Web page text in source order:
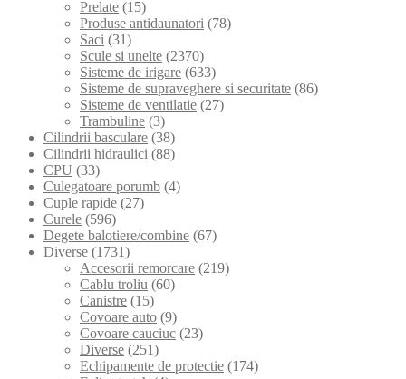
Prelate (15)
Produse antidaunatori (78)
Saci (31)
Scule si unelte (2370)
Sisteme de irigare (633)
Sisteme de supraveghere si securitate (86)
Sisteme de ventilatie (27)
Trambuline (3)
Cilindrii basculare (38)
Cilindrii hidraulici (88)
CPU (33)
Culegatoare porumb (4)
Cuple rapide (27)
Curele (596)
Degete balotiere/combine (67)
Diverse (1731)
Accesorii remorcare (219)
Cablu troliu (60)
Canistre (15)
Covoare auto (9)
Covoare cauciuc (23)
Diverse (251)
Echipamente de protectie (174)